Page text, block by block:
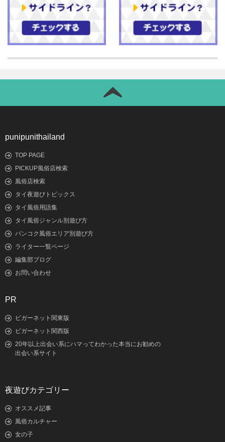
punipunithailand
TOP PAGE
PICKUP風俗店検索
風俗店検索
タイ夜遊びトピックス
タイ風俗用語集
タイ風俗ジャンル別遊び方
バンコク風俗エリア別遊び方
ライター一覧ページ
編集部ブログ
お問い合わせ
PR
ビガーネット関東版
ビガーネット関西版
20年以上出会い系にハマってわかった本当にお勧めの
出会い系サイト
夜遊びカテゴリー
オススメ記事
風俗カルチャー
女の子